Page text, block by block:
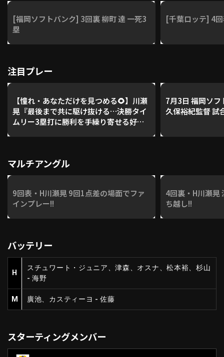
動画を検索（選手・チーム・プレー内容…）
[福岡ソフトバンク] 3回裏 柳町 達 一死3
塁
[千葉ロッテ] 4
注目プレー
【憧れ・あなただけを見つめる🌻】川瀬
晃『最後まで共に駆け抜ける…決勝タイ
ムリー3塁打に勝利を手繰り寄せる好守
7月3日 福岡ソ
久保裕紀監督 試
マルチアングル
9回表・H川瀬晃 9回1点差の場面でファ
インプレー!!
4回裏・H川瀬晃
ち越し!!
バッテリー
H
スチュワート・ジュニア、津森、オスナ、松本裕、杉山
- 海野
M 廣池、カスティーヨ - 佐藤
スターティングメンバー